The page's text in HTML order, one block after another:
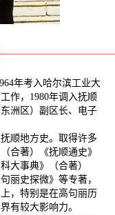
年考入哈尔滨工业大
作，1980年调入抚顺
洲区）副区长、电子
顺地方史。取得许多
合著）《抚顺通史》
大事典》（合著）
丽史探微》等专著，
，特别是在高句丽历
有较大影响力。